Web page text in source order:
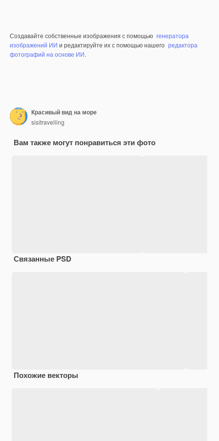
Создавайте собственные изображения с помощью генератора
изображений ИИ и редактируйте их с помощью нашего редактора
фотографий на основе ИИ.
Красивый вид на море
sisitravelling
Вам также могут понравиться эти фото
Связанные PSD
Похожие векторы